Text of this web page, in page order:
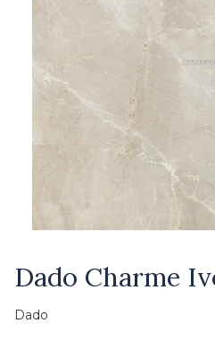
Dado Charme
Dado